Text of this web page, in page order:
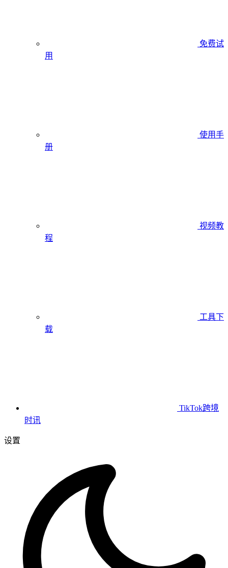
免费试
用
使用手
册
视频教
程
工具下
载
TikTok跨境
时讯
设置